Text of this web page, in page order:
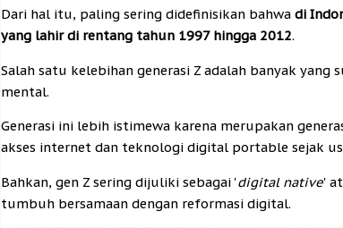
Dari hal itu, paling sering didefinisikan bahwa di
yang lahir di rentang tahun 1997 hingga 2012.
Salah satu kelebihan generasi Z adalah banyak
mental.
Generasi ini lebih istimewa karena merupakan
akses internet dan teknologi digital portable sejak
Bahkan, gen Z sering dijuliki sebagai 'digital native'
tumbuh bersamaan dengan reformasi digital.